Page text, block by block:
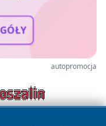
autopromocja